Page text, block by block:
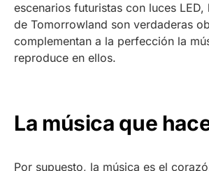
escenarios futuristas con luces LED,
de Tomorrowland son verdaderas
complementan a la perfección la
reproduce en ellos.
La música que
Por supuesto, la música es el